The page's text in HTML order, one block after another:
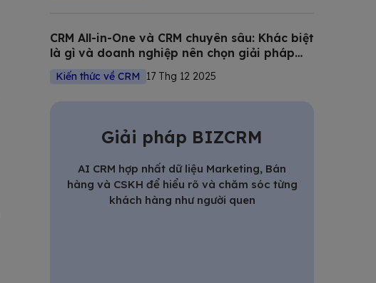
CRM All-in-One và CRM chuyên sâu: Khác biệt
là gì và doanh nghiệp nên chọn giải pháp
nào?
Kiến thức về CRM 17 Thg 12 2025
Giải pháp BIZCRM
AI CRM hợp nhất dữ liệu Marketing, Bán
hàng và CSKH để hiểu rõ và chăm sóc từng
khách hàng như người quen